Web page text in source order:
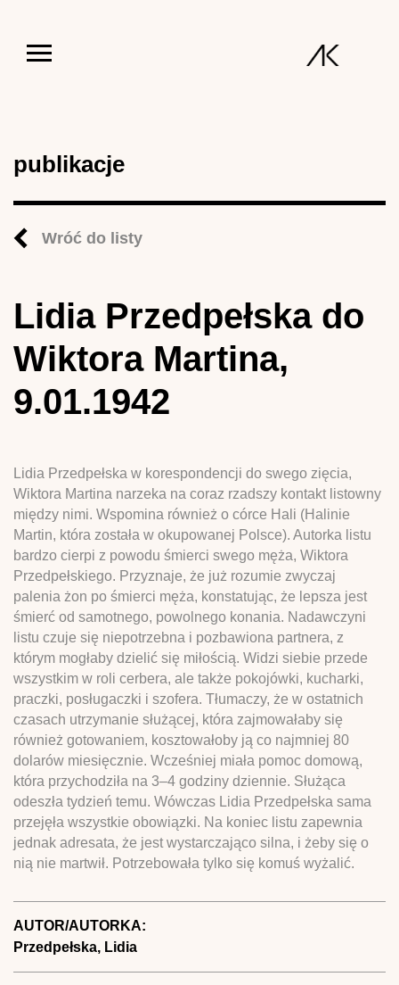
publikacje
Wróć do listy
Lidia Przedpełska do
Wiktora Martina,
9.01.1942
Lidia Przedpełska w korespondencji do swego zięcia,
Wiktora Martina narzeka na coraz rzadszy kontakt listowny
między nimi. Wspomina również o córce Hali (Halinie
Martin, która została w okupowanej Polsce). Autorka listu
bardzo cierpi z powodu śmierci swego męża, Wiktora
Przedpełskiego. Przyznaje, że już rozumie zwyczaj
palenia żon po śmierci męża, konstatując, że lepsza jest
śmierć od samotnego, powolnego konania. Nadawczyni
listu czuje się niepotrzebna i pozbawiona partnera, z
którym mogłaby dzielić się miłością. Widzi siebie przede
wszystkim w roli cerbera, ale także pokojówki, kucharki,
praczki, posługaczki i szofera. Tłumaczy, że w ostatnich
czasach utrzymanie służącej, która zajmowałaby się
również gotowaniem, kosztowałoby ją co najmniej 80
dolarów miesięcznie. Wcześniej miała pomoc domową,
która przychodziła na 3–4 godziny dziennie. Służąca
odeszła tydzień temu. Wówczas Lidia Przedpełska sama
przejęła wszystkie obowiązki. Na koniec listu zapewnia
jednak adresata, że jest wystarczająco silna, i żeby się o
nią nie martwił. Potrzebowała tylko się komuś wyżalić.
AUTOR/AUTORKA:
Przedpełska, Lidia